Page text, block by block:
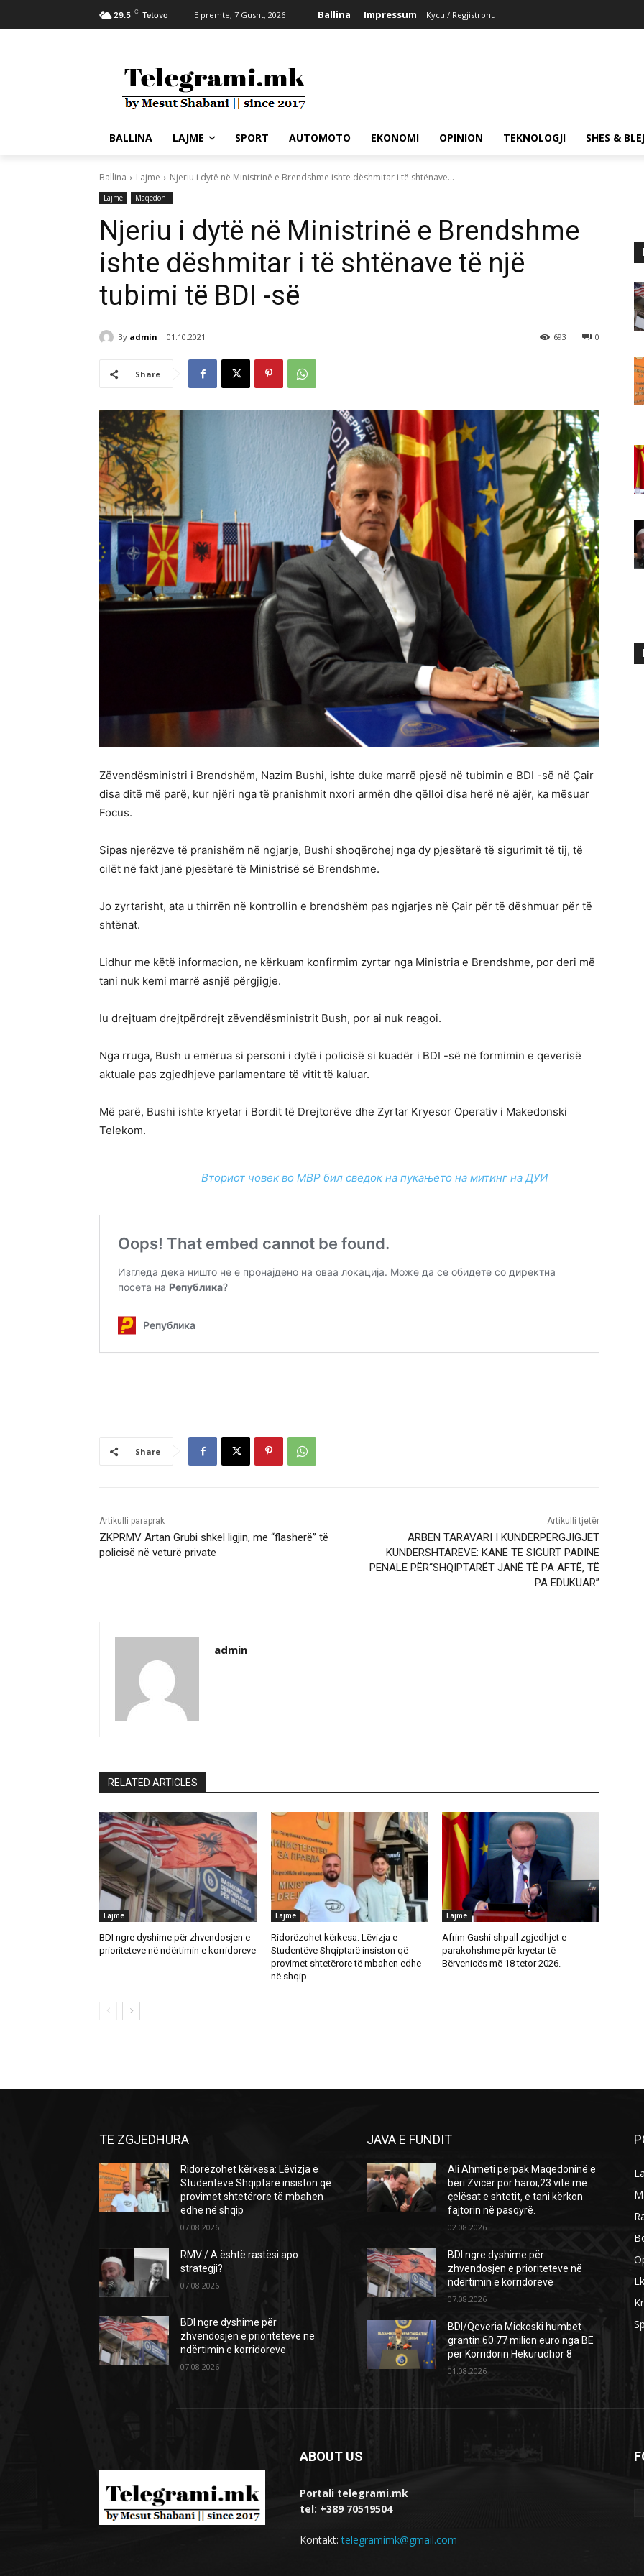
29.5 C Tetovo E premte, 7 Gusht, 2026 Ballina Impressum Kycu / Regjistrohu
BALLINA LAJME SPORT AUTOMOTO EKONOMI OPINION TEKNOLOGJI SHES &
Ballina Lajme Njeriu i dytë në Ministrinë e Brendshme ishte dëshmitar i të shtënave...
Lajme Maqedoni
Njeriu i dytë në Ministrinë e Brendshme
ishte dëshmitar i të shtënave të një
tubimi të BDI -së
By admin 01.10.2021 0
693
Share
Zëvendësministri i Brendshëm, Nazim Bushi, ishte duke marrë pjesë në tubimin e BDI -së në Çair
disa ditë më parë, kur njëri nga të pranishmit nxori armën dhe qëlloi disa herë në ajër, ka mësuar
Focus.
Sipas njerëzve të pranishëm në ngjarje, Bushi shoqërohej nga dy pjesëtarë të sigurimit të tij, të
cilët në fakt janë pjesëtarë të Ministrisë së Brendshme.
Jo zyrtarisht, ata u thirrën në kontrollin e brendshëm pas ngjarjes në Çair për të dëshmuar për të
shtënat.
Lidhur me këtë informacion, ne kërkuam konfirmim zyrtar nga Ministria e Brendshme, por deri më
tani nuk kemi marrë asnjë përgjigje.
Iu drejtuam drejtpërdrejt zëvendësministrit Bush, por ai nuk reagoi.
Nga rruga, Bush u emërua si personi i dytë i policisë si kuadër i BDI -së në formimin e qeverisë
aktuale pas zgjedhjeve parlamentare të vitit të kaluar.
Më parë, Bushi ishte kryetar i Bordit të Drejtorëve dhe Zyrtar Kryesor Operativ i Makedonski
Telekom.
Вториот човек во МВР бил сведок на пукањето на митинг на ДУИ
Share
Artikulli paraprak
ZKPRMV Artan Grubi shkel ligjin, me “flasherë” të
policisë në veturë private
Artikulli tjetër
ARBEN TARAVARI I KUNDËRPËRGJIGJET
KUNDËRSHTARËVE: KANË TË SIGURT PADINË
PENALE PËR“SHQIPTARËT JANË TË PA AFTË, TË
PA EDUKUAR”
admin
RELATED ARTICLES
Lajme
BDI ngre dyshime për zhvendosjen e
prioriteteve në ndërtimin e korridoreve
Lajme
Ridorëzohet kërkesa: Lëvizja e
Studentëve Shqiptarë insiston që
provimet shtetërore të mbahen edhe
në shqip
Lajme
Afrim Gashi shpall zgjedhjet e
parakohshme për kryetar të
Bërvenicës më 18 tetor 2026.
TE ZGJEDHURA
Ridorëzohet kërkesa: Lëvizja e
Studentëve Shqiptarë insiston që
provimet shtetërore të mbahen
edhe në shqip
07.08.2026
RMV / A është rastësi apo
strategji?
07.08.2026
BDI ngre dyshime për
zhvendosjen e prioriteteve në
ndërtimin e korridoreve
07.08.2026
JAVA E FUNDIT
Ali Ahmeti përpak Maqedoninë e
bëri Zvicër por haroi,23 vite me
çelësat e shtetit, e tani kërkon
fajtorin në pasqyrë.
02.08.2026
BDI ngre dyshime për
zhvendosjen e prioriteteve në
ndërtimin e korridoreve
07.08.2026
BDI/Qeveria Mickoski humbet
grantin 60.77 milion euro nga BE
për Korridorin Hekurudhor 8
01.08.2026
ABOUT US
Portali telegrami.mk
tel: +389 70519504
Kontakt:telegramimk@gmail.com